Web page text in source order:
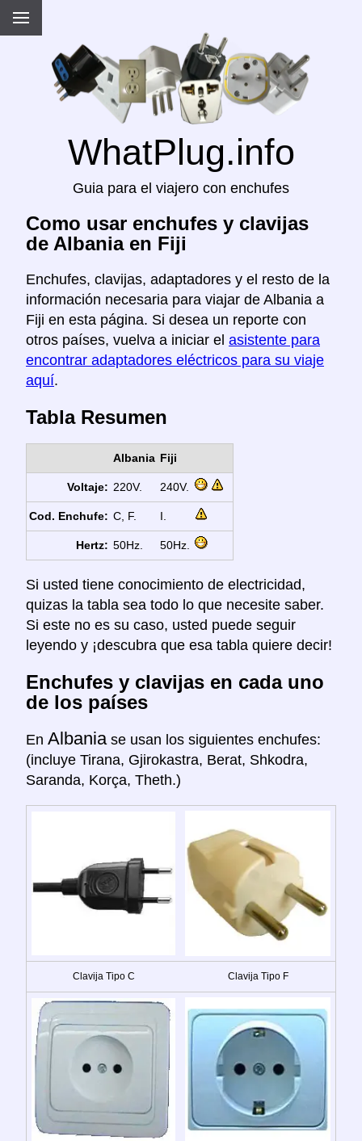
WhatPlug.info
Guia para el viajero con enchufes
Como usar enchufes y clavijas
de Albania en Fiji
Enchufes, clavijas, adaptadores y el resto de la
información necesaria para viajar de Albania a
Fiji en esta página. Si desea un reporte con
otros países, vuelva a iniciar el asistente para
encontrar adaptadores eléctricos para su viaje
aquí.
Tabla Resumen
Albania Fiji
Voltaje: 220V. 240V.
Cod. Enchufe: C, F. I.
Hertz: 50Hz. 50Hz.
Si usted tiene conocimiento de electricidad,
quizas la tabla sea todo lo que necesite saber.
Si este no es su caso, usted puede seguir
leyendo y ¡descubra que esa tabla quiere decir!
Enchufes y clavijas en cada uno
de los países
En Albania se usan los siguientes enchufes:
(incluye Tirana, Gjirokastra, Berat, Shkodra,
Saranda, Korça, Theth.)
Clavija Tipo C Clavija Tipo F